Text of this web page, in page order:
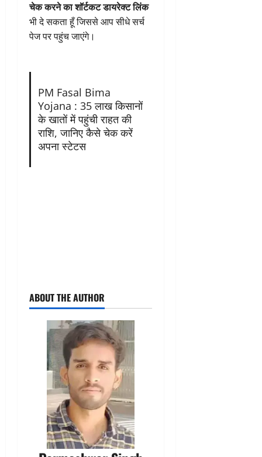
चेक करने का शॉर्टकट डायरेक्ट लिंक
भी दे सकता हूँ जिससे आप सीधे सर्च
पेज पर पहुंच जाएंगे।
PM Fasal Bima
Yojana : 35 लाख किसानों
के खातों में पहुंची राहत की
राशि, जानिए कैसे चेक करें
अपना स्टेटस
ABOUT THE AUTHOR